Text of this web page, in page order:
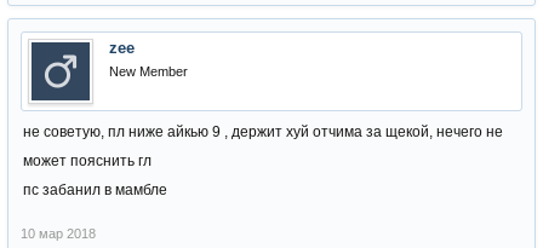
zee
New Member
не советую, пл ниже айкью 9 , держит хуй отчима за щекой, нечего не
может пояснить гл
пс забанил в мамбле
10 мар 2018